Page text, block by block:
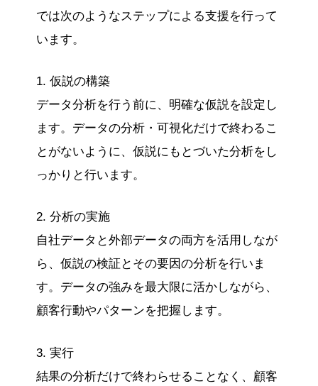
では次のようなステップによる支援を行って
います。
1. 仮説の構築
データ分析を行う前に、明確な仮説を設定し
ます。データの分析・可視化だけで終わるこ
とがないように、仮説にもとづいた分析をし
っかりと行います。
2. 分析の実施
自社データと外部データの両方を活用しなが
ら、仮説の検証とその要因の分析を行いま
す。データの強みを最大限に活かしながら、
顧客行動やパターンを把握します。
3. 実行
結果の分析だけで終わらせることなく、顧客